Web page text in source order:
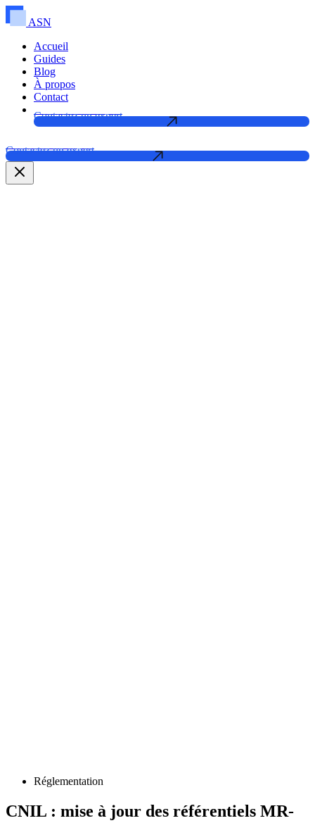
ASN
Accueil
Guides
Blog
À propos
Contact
Contactez un expert
Contactez un expert
Réglementation
CNIL : mise à jour des référentiels MR-